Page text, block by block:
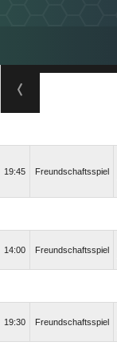
19:45 Freundschaftsspiel
14:00 Freundschaftsspiel
19:30 Freundschaftsspiel